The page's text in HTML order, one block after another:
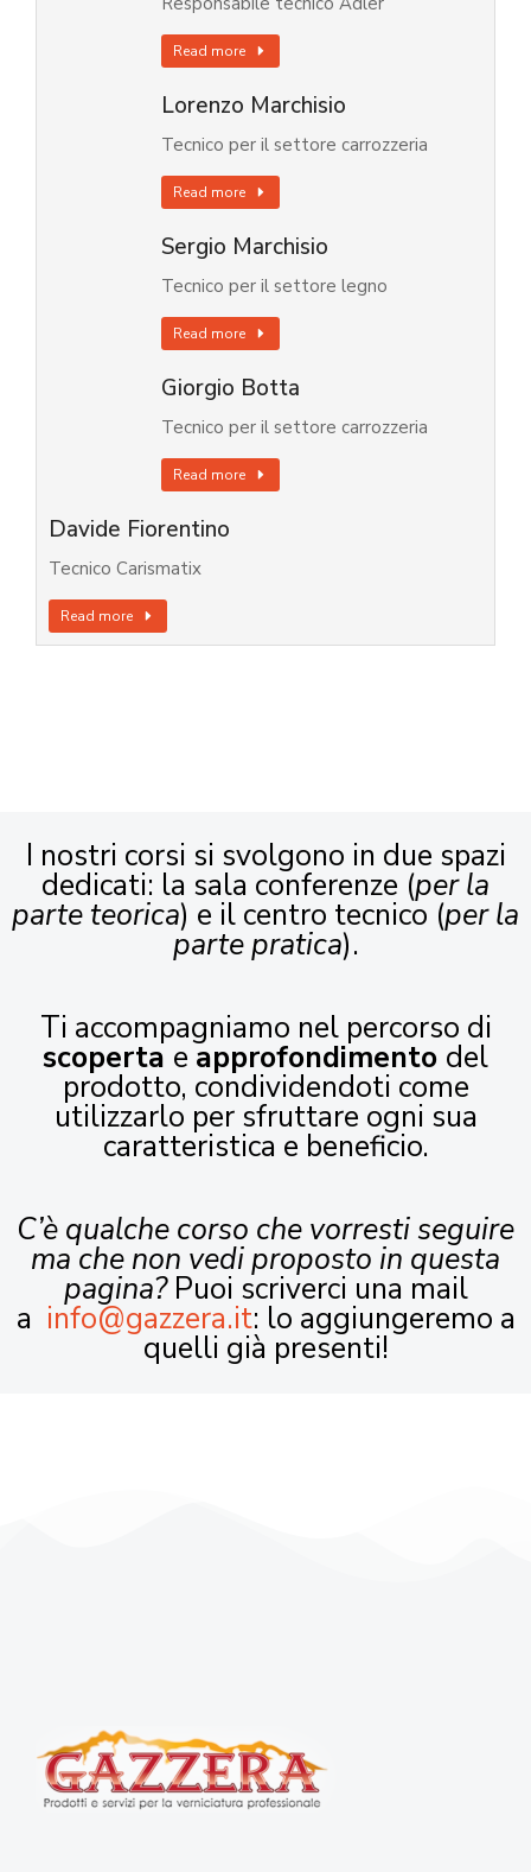
Read more
Lorenzo Marchisio
Tecnico per il settore carrozzeria
Read more
Sergio Marchisio
Tecnico per il settore legno
Read more
Giorgio Botta
Tecnico per il settore carrozzeria
Read more
Davide Fiorentino
Tecnico Carismatix
Read more
I nostri corsi si svolgono in due spazi
dedicati: la sala conferenze (per la
parte teorica) e il centro tecnico (per la
parte pratica).
Ti accompagniamo nel percorso di
scoperta e approfondimento del
prodotto, condividendoti come
utilizzarlo per sfruttare ogni sua
caratteristica e beneficio.
C’è qualche corso che vorresti seguire
ma che non vedi proposto in questa
pagina?Puoi scriverci una mail
a info@gazzera.it: lo aggiungeremo a
quelli già presenti!